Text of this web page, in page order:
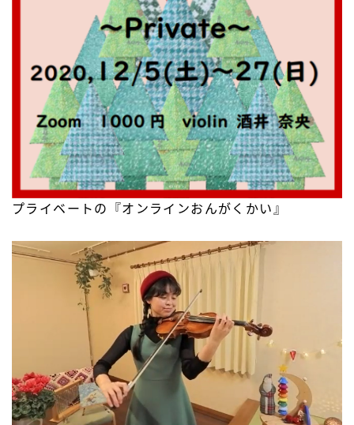
プライベートの『オンラインおんがくかい』